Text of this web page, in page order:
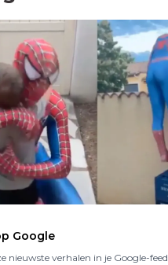
Google
nieuwste verhalen in je Google-feed